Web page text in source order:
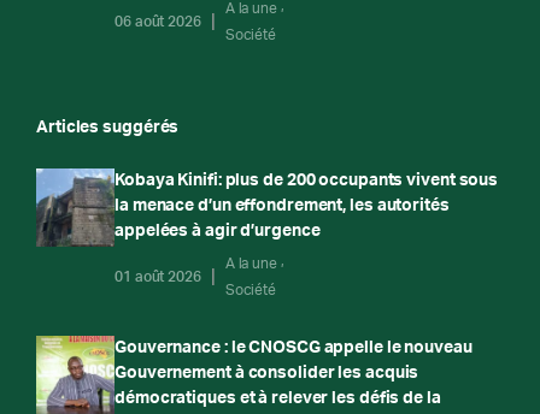
06 août 2026
A la une
Société
Articles suggérés
Kobaya Kinifi: plus de 200 occupants vivent sous
la menace d’un effondrement, les autorités
appelées à agir d’urgence
01 août 2026
A la une
Société
Gouvernance : le CNOSCG appelle le nouveau
Gouvernement à consolider les acquis
démocratiques et à relever les défis de la